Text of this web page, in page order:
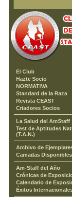
El Club
Hazte Socio
NORMATIVA
Standard de la Raza
Revista CEAST
Criadores Socios
La Salud del AmStaff
Test de Aptitudes
(T.A.N.)
Archivo de
Camadas Disponibles
Am-Staff del Año
Crónicas de
Calendario de
Éxitos